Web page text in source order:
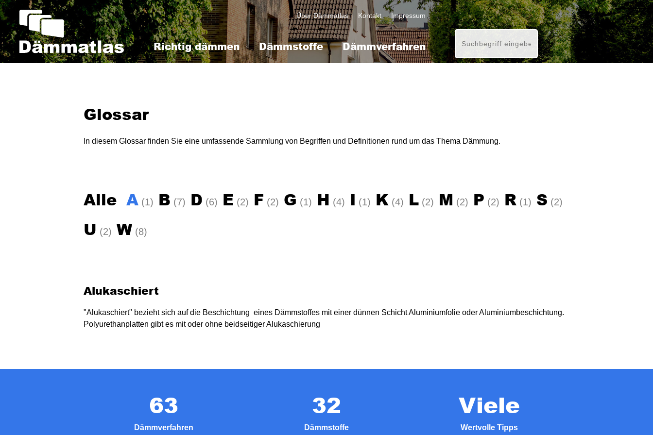
Direkt
zum
Inhalt
Kopfzeile
Über Dämmatlas Kontakt Impressum
Richtig dämmen Dämmstoffe Dämmverfahren
Glossar
In diesem Glossar finden Sie eine umfassende Sammlung von Begriffen und Definitionen rund um das Thema Dämmung.
Alle A (1) B (7) D (6) E (2) F (2) G (1) H (4) I (1) K (4) L (2) M (2) P (2) R (1) S (2)
U (2) W (8)
Alukaschiert
"Alukaschiert" bezieht sich auf die Beschichtung eines Dämmstoffes mit einer dünnen Schicht Aluminiumfolie oder Aluminiumbeschichtung.
Polyurethanplatten gibt es mit oder ohne beidseitiger Alukaschierung
63
Dämmverfahren
32
Dämmstoffe
Viele
Wertvolle Tipps